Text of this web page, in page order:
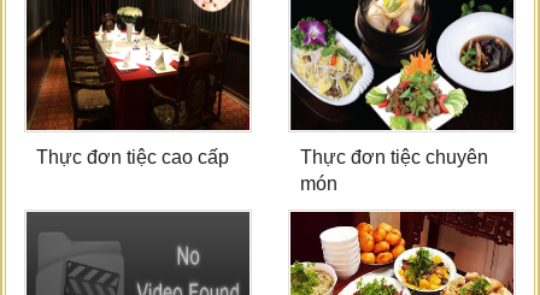
Thực đơn tiệc cao cấp
Thực đơn tiệc chuyên
món